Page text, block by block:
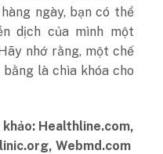
ngày, bạn có thể
dịch của mình một
nhớ rằng, một chế
là chìa khóa cho
Healthline.com,
Webmd.com